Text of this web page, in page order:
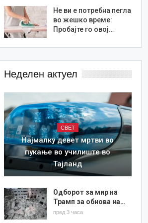
Не ви е потребна пегла
во жешко време:
Пробајте го овој…
Неделен актуел
СВЕТ
Најмалку девет мртви во
пукање во училиште во
Тајланд
Одборот за мир на
Трамп за обнова на…
пред 3 часа